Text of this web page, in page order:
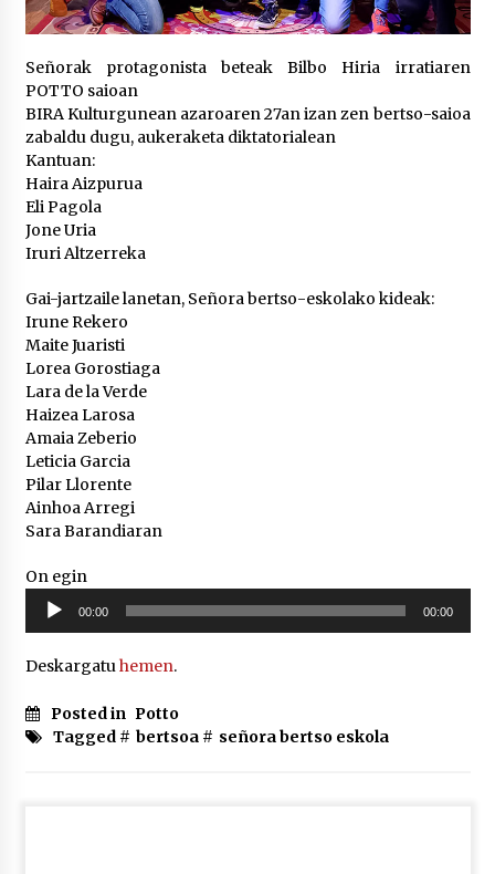
POTTO: San Pedro jaietako bertso-saioa
2026/07/07
Uribitarte40 aretoan
2026/07/02
Señorak protagonista beteak Bilbo Hiria irratiaren
POTTO saioan
BIRA Kulturgunean azaroaren 27an izan zen bertso-saioa
zabaldu dugu, aukeraketa diktatorialean
Kantuan:
Haira Aizpurua
Eli Pagola
Jone Uria
Iruri Altzerreka
Gai-jartzaile lanetan, Señora bertso-eskolako kideak:
Irune Rekero
Maite Juaristi
Lorea Gorostiaga
Lara de la Verde
Haizea Larosa
Amaia Zeberio
Leticia Garcia
Pilar Llorente
Ainhoa Arregi
Sara Barandiaran
On egin
Soinu
erreproduzigailua
00:00 00:00
Deskargatuhemen.
Posted in Potto
Tagged # bertsoa# señora bertso eskola